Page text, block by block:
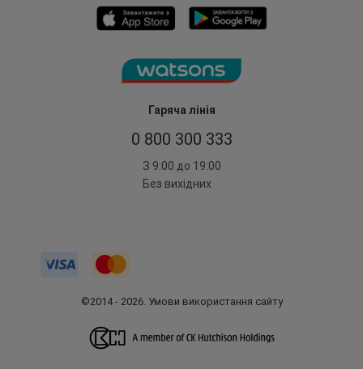
Гаряча лінія
0 800 300 333
З 9:00 до 19:00
Без вихідних
©2014 - 2026. Умови використання сайту